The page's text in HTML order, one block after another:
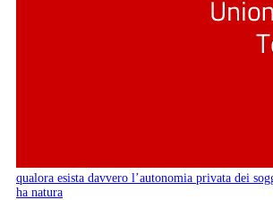
qualora esista davvero l’autonomia privata dei
ha natura